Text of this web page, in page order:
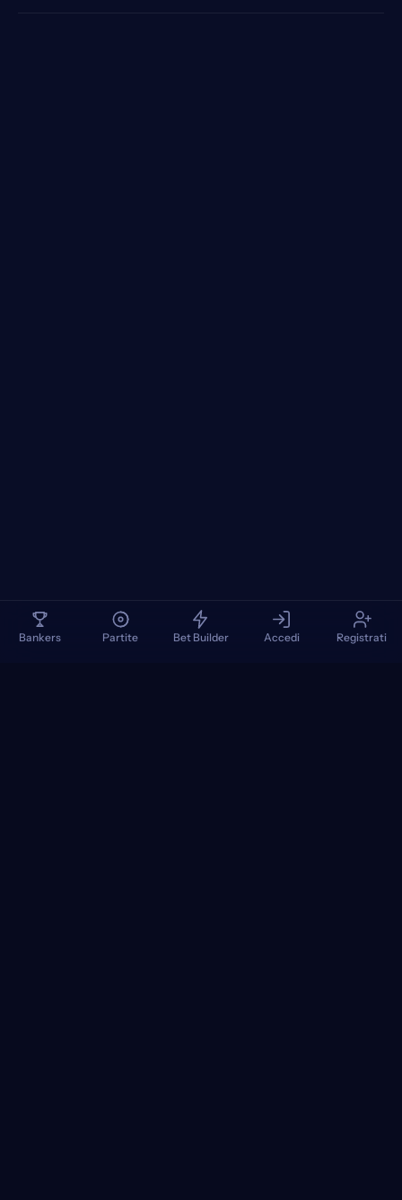
Bankers Partite Bet Builder Accedi Registrati